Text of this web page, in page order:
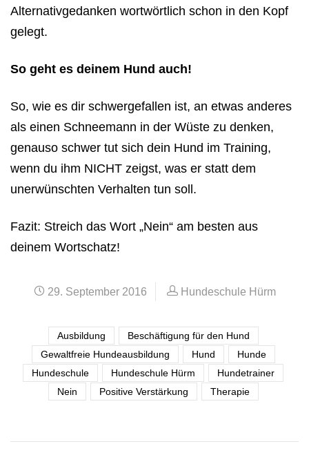
Alternativgedanken wortwörtlich schon in den Kopf
gelegt.
So geht es deinem Hund auch!
So, wie es dir schwergefallen ist, an etwas anderes
als einen Schneemann in der Wüste zu denken,
genauso schwer tut sich dein Hund im Training,
wenn du ihm NICHT zeigst, was er statt dem
unerwünschten Verhalten tun soll.
Fazit: Streich das Wort „Nein“ am besten aus
deinem Wortschatz!
29. September 2016 Hundeschule Hürm
Ausbildung
Beschäftigung für den Hund
Gewaltfreie Hundeausbildung
Hund
Hunde
Hundeschule
Hundeschule Hürm
Hundetrainer
Nein
Positive Verstärkung Therapie